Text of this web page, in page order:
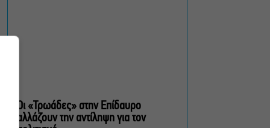
Οι «Τρωάδες» στην Επίδαυρο
αλλάζουν την αντίληψη για τον